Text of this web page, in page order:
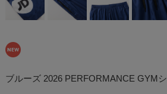
ブルーズ 2026 PERFORMANCE GYM